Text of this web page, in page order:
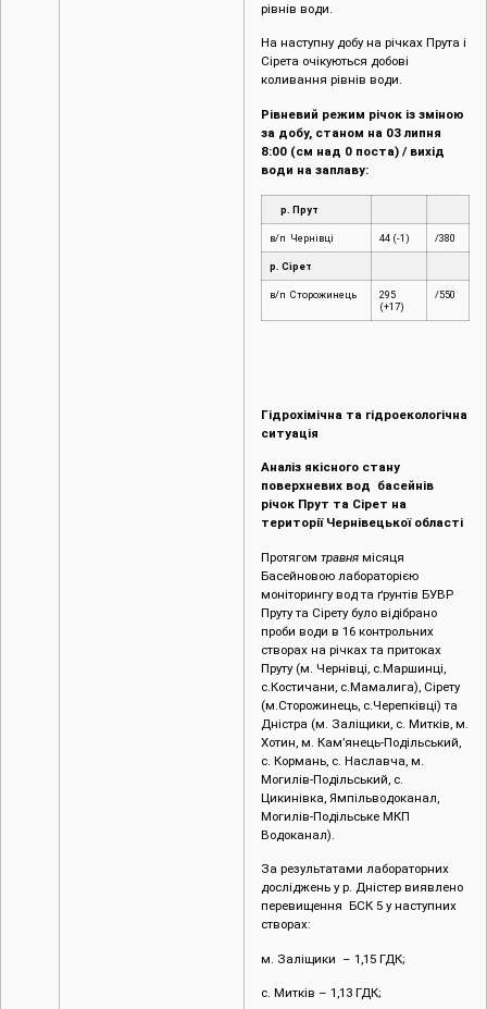
рівнів води.
На наступну добу на річках Прута і
Сірета очікуються добові
коливання рівнів води.
Рівневий режим річок із зміною
за добу, станом на 03 липня
8:00 (см над 0 поста) / вихід
води на заплаву:
р. Прут
в/п Чернівці 44 (-1) /380
р. Сірет
в/п Сторожинець
295
(+17)
/550
Гідрохімічна та гідроекологічна
ситуація
Аналіз якісного стану
поверхневих вод басейнів
річок Прут та Сірет на
території Чернівецької області
Протягом травня місяця
Басейновою лабораторією
моніторингу вод та ґрунтів БУВР
Пруту та Сірету було відібрано
проби води в 16 контрольних
створах на річках та притоках
Пруту (м. Чернівці, c.Маршинці,
с.Костичани, с.Мамалига), Сірету
(м.Сторожинець, с.Черепківці) та
Дністра (м. Заліщики, с. Митків, м.
Хотин, м. Кам’янець-Подільський,
с. Кормань, с. Наславча, м.
Могилів-Подільський, с.
Цикинівка, Ямпільводоканал,
Могилів-Подільське МКП
Водоканал).
За результатами лабораторних
досліджень у р. Дністер виявлено
перевищення БСК 5 у наступних
створах:
м. Заліщики – 1,15 ГДК;
с. Митків – 1,13 ГДК;